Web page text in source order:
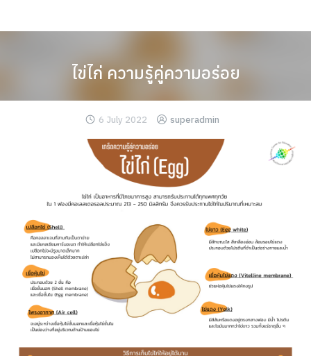
to
ไข่ไก่ ความรู้คู่ความอร่อย
6 July 2022 superadmin